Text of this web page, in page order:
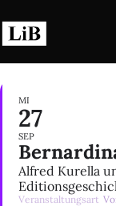
Inhalt
springen
MI
27
SEP
Alfred Kurella
Veranstaltungsart